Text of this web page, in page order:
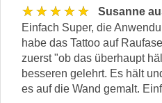
★★★★★
Susanne
Einfach Super, die
habe das Tattoo auf
zuerst "ob das überhaupt
besseren gelehrt. Es hält
es auf die Wand gemalt.